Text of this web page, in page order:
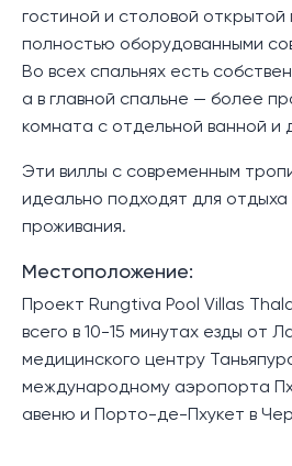
гостиной и столовой открытой
полностью оборудованными
Во всех спальнях есть
а в главной спальне — более
комната с отдельной ванной и
Эти виллы с современным
идеально подходят для отдыха
проживания.
Местоположение:
Проект Rungtiva Pool Villas
всего в 10-15 минутах езды от
медицинского центру
международному аэропорта
авеню и Порто-де-Пхукет в